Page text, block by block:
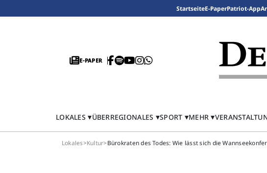
StartseiteE-PaperPatriot-App
E-PAPER
LOKALES ÜBERREGIONALES SPORT MEHR
Lokales>Kultur>Bürokraten des Todes: Wie lässt sich die